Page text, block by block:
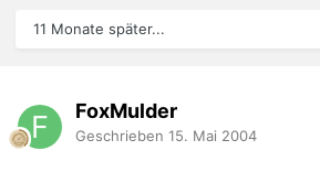
11 Monate später...
FoxMulder
Geschrieben 15. Mai 2004